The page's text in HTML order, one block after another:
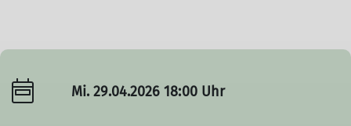
Mi. 29.04.2026 18:00 Uhr